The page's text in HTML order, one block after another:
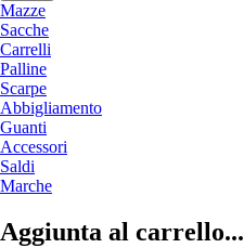
Mazze
Sacche
Carrelli
Palline
Scarpe
Abbigliamento
Guanti
Accessori
Saldi
Marche
Aggiunta al carrello...